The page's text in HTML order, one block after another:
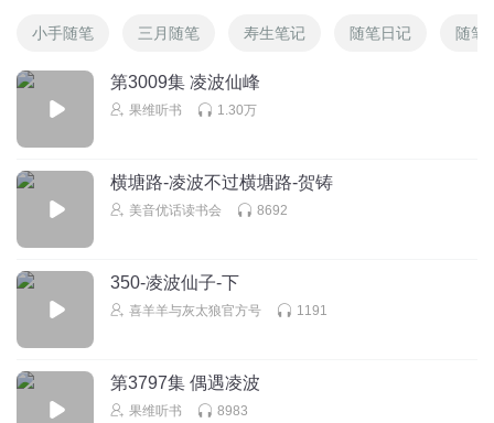
小手随笔 三月随笔 寿生笔记 随笔日记 随笔
第3009集 凌波仙峰
果维听书 1.30万
横塘路-凌波不过横塘路-贺铸
美音优话读书会 8692
350-凌波仙子-下
喜羊羊与灰太狼官方号 1191
第3797集 偶遇凌波
果维听书 8983